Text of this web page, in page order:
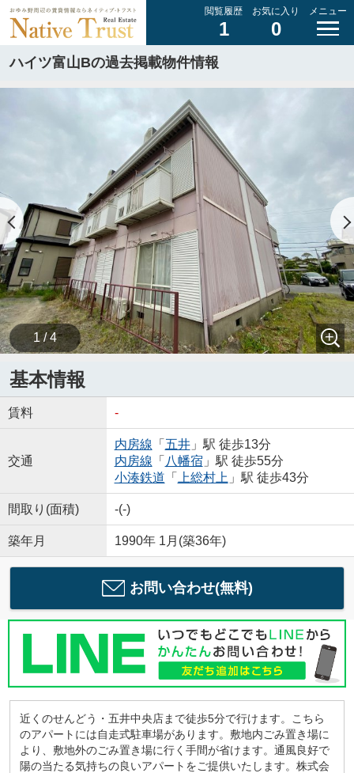
閲覧履歴
1
お気に入り
0
メニュー
ハイツ富山Bの過去掲載物件情報
1 / 4
基本情報
賃料 -
交通
内房線 「 五井」駅 徒歩13分
内房線 「 八幡宿 」駅 徒歩55分
小湊鉄道 「 上総村上 」駅 徒歩43分
間取り(面積) -(-)
築年月 1990年 1月(築36年)
お問い合わせ(無料)
近くのせんどう・五井中央店まで徒歩5分で行けます。こちら
のアパートには自走式駐車場があります。敷地内ごみ置き場に
より、敷地外のごみ置き場に行く手間が省けます。通風良好で
陽の当たる気持ちの良いアパートをご提供いたします。株式会